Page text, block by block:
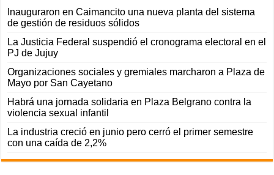
Inauguraron en Caimancito una nueva planta del sistema
de gestión de residuos sólidos
La Justicia Federal suspendió el cronograma electoral en el
PJ de Jujuy
Organizaciones sociales y gremiales marcharon a Plaza de
Mayo por San Cayetano
Habrá una jornada solidaria en Plaza Belgrano contra la
violencia sexual infantil
La industria creció en junio pero cerró el primer semestre
con una caída de 2,2%